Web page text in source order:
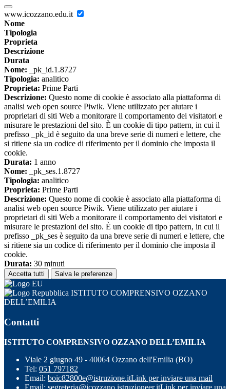
www.icozzano.edu.it
Nome
Tipologia
Proprieta
Descrizione
Durata
Nome: _pk_id.1.8727
Tipologia: analitico
Proprieta: Prime Parti
Descrizione: Questo nome di cookie è associato alla piattaforma di
analisi web open source Piwik. Viene utilizzato per aiutare i
proprietari di siti Web a monitorare il comportamento dei visitatori e
misurare le prestazioni del sito. È un cookie di tipo pattern, in cui il
prefisso _pk_id è seguito da una breve serie di numeri e lettere, che
si ritiene sia un codice di riferimento per il dominio che imposta il
cookie.
Durata: 1 anno
Nome: _pk_ses.1.8727
Tipologia: analitico
Proprieta: Prime Parti
Descrizione: Questo nome di cookie è associato alla piattaforma di
analisi web open source Piwik. Viene utilizzato per aiutare i
proprietari di siti Web a monitorare il comportamento dei visitatori e
misurare le prestazioni del sito. È un cookie di tipo pattern, in cui il
prefisso _pk_ses è seguito da una breve serie di numeri e lettere, che
si ritiene sia un codice di riferimento per il dominio che imposta il
cookie.
Durata: 30 minuti
Accetta tutti Salva le preferenze
ISTITUTO COMPRENSIVO OZZANO
DELL’EMILIA
Contatti
ISTITUTO COMPRENSIVO OZZANO DELL’EMILIA
Viale 2 giugno 49 - 40064 Ozzano dell'Emilia (BO)
Tel: 051 797182
Email: boic82800e@istruzione.itLink per inviare una mail
Email: segreteria@icozzano.istruzioneer.itLink per inviare una